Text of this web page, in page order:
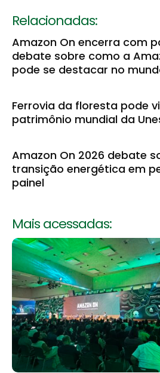
Relacionadas:
Amazon On encerra com
debate sobre como a
pode se destacar no
Ferrovia da floresta pode
patrimônio mundial da
Amazon On 2026 debate
transição energética em
painel
Mais acessadas: